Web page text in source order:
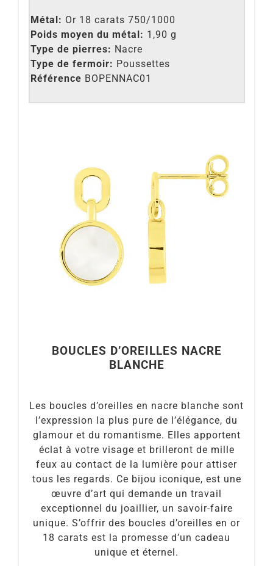
Métal: Or 18 carats 750/1000
Poids moyen du métal: 1,90 g
Type de pierres: Nacre
Type de fermoir: Poussettes
Référence BOPENNAC01
BOUCLES D’OREILLES NACRE
BLANCHE
Les boucles d’oreilles en nacre blanche sont
l’expression la plus pure de l’élégance, du
glamour et du romantisme. Elles apportent
éclat à votre visage et brilleront de mille
feux au contact de la lumière pour attiser
tous les regards. Ce bijou iconique, est une
œuvre d’art qui demande un travail
exceptionnel du joaillier, un savoir-faire
unique. S’offrir des boucles d’oreilles en or
18 carats est la promesse d’un cadeau
unique et éternel.